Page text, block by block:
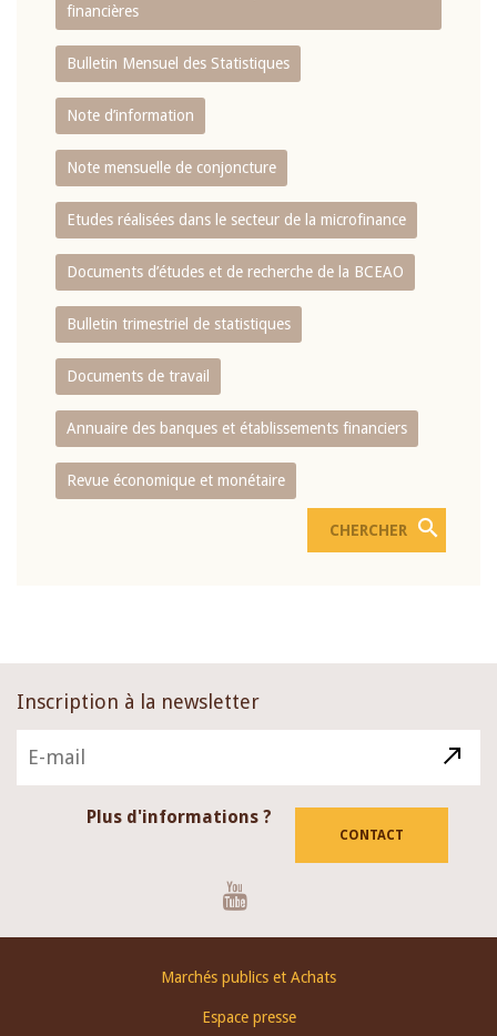
financières
Bulletin Mensuel des Statistiques
Note d’information
Note mensuelle de conjoncture
Etudes réalisées dans le secteur de la microfinance
Documents d’études et de recherche de la BCEAO
Bulletin trimestriel de statistiques
Documents de travail
Annuaire des banques et établissements financiers
Revue économique et monétaire
Inscription à la newsletter
Plus d'informations ?
CONTACT
Marchés publics et Achats
Espace presse